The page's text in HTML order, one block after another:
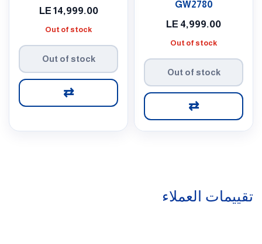
GW2780
LE 4,999.00
Out of stock
Out of stock
⇄
LE 14,999.00
Out of stock
Out of stock
⇄
تقييمات العملاء